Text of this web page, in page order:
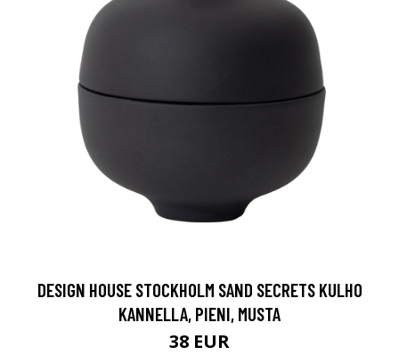
DESIGN HOUSE STOCKHOLM SAND SECRETS KULHO
KANNELLA, PIENI, MUSTA
38 EUR